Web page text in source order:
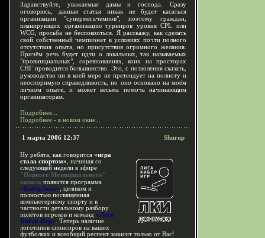
Здравствуйте, уважаемые дамы и господа. Сразу
оговорюсь, данная статья никак не будет касаться
организации "супермегачемпов", поэтому граждан,
планирующих организацию турниров уровня CPL или
WCG, просьба не беспокоиться. Я расскажу, как сделать
свой собственный чемпионат в условиях почти полного
отсутствия опыта, но присутствия огромного желания.
Причём речь будет идти о локальных, так называемых
"провинциальных", соревнованиях, коих на просторах
СНГ проводится большинство. Это, с позволения сказать,
руководство ни в коей мере не претендует на полноту и
неоспоримую справедливость, но оно основано на моём
личном опыте, и может весьма помочь начинающим
организаторам.
Подробнее...
Подробнее - в новом окне...
1 марта 2006 12:37 Shurup
Ну ребята, как говорится «игра
стала спортом» , начиная со
следующей недели в эфире
"Первого Муниципального"
канала появится программа
«КиберЗона» , целиком и
полностью посвященная
компьютерному спорту и в
частности детальному разбору
полётов игроков и команд «Лиги
Кибер Игр» . Теперь наличие
логотипов спонсоров на ваших
футболках и всеобщий респект зависит только от Вас!